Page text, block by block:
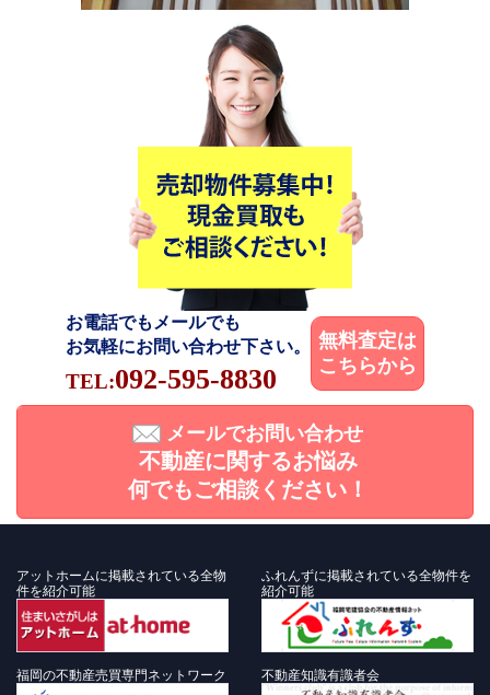
お電話でもメールでも
お気軽にお問い合わせ下さい。
TEL:092-595-8830
無料査定は
こちらから
メールでお問い合わせ
不動産に関するお悩み
何でもご相談ください！
アットホームに掲載されている全物
件を紹介可能
ふれんずに掲載されている全物件を
紹介可能
福岡の不動産売買専門ネットワーク 不動産知識有識者会